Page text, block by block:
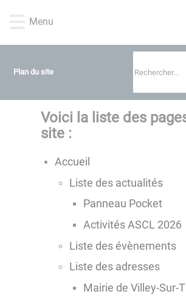
d'accès
au
d'accès
au
principal
d'accès
à
recherche
d'accès
au
Menu
Plan du site
Voici la liste des
site :
Accueil
Liste des actualités
Panneau Pocket
Activités ASCL 2026
Liste des évènements
Liste des adresses
Mairie de Villey-Sur-